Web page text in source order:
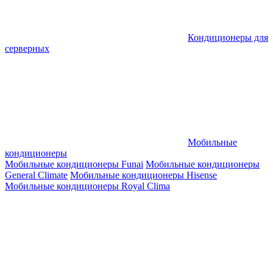
Кондиционеры для
серверных
Мобильные
кондиционеры
Мобильные кондиционеры Funai Мобильные кондиционеры
General Climate Мобильные кондиционеры Hisense
Мобильные кондиционеры Royal Clima